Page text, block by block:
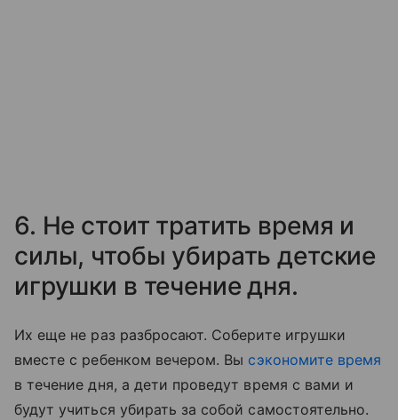
6. Не стоит тратить время и
силы, чтобы убирать детские
игрушки в течение дня.
Их еще не раз разбросают. Соберите игрушки
вместе с ребенком вечером. Вы сэкономите время
в течение дня, а дети проведут время с вами и
будут учиться убирать за собой самостоятельно.